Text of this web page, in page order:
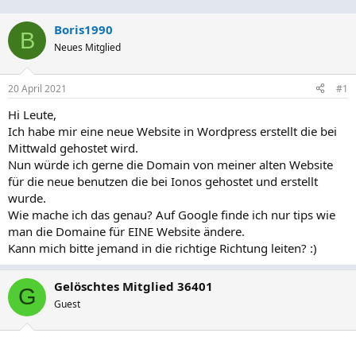
B Boris1990
Neues Mitglied
20 April 2021 #1
Hi Leute,
Ich habe mir eine neue Website in Wordpress erstellt die bei
Mittwald gehostet wird.
Nun würde ich gerne die Domain von meiner alten Website
für die neue benutzen die bei Ionos gehostet und erstellt
wurde.
Wie mache ich das genau? Auf Google finde ich nur tips wie
man die Domaine für EINE Website ändere.
Kann mich bitte jemand in die richtige Richtung leiten? :)
G Gelöschtes Mitglied 36401
Guest